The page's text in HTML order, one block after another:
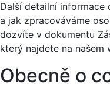
Další detailní
a jak zpracováváme
dozvíte v dokumentu
který najdete na našem
Obecně o